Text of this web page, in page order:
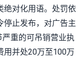
绝对化用语。处罚依
停止发布，对广告主
重的可吊销营业执
用并处20万至100万